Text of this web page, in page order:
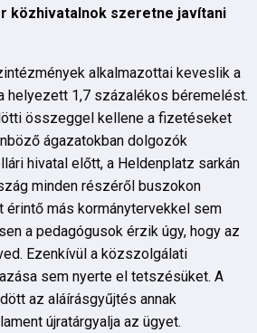
közhivatalnok szeretne javítani
alkalmazottai keveslik a
helyezett 1,7 százalékos béremelést.
összeggel kellene a fizetéseket
ágazatokban dolgozók
hivatal előtt, a Heldenplatz sarkán
minden részéről buszokon
érintő más kormánytervekkel sem
a pedagógusok érzik úgy, hogy az
Ezenkívül a közszolgálati
sem nyerte el tetszésüket. A
az aláírásgyűjtés annak
újratárgyalja az ügyet.